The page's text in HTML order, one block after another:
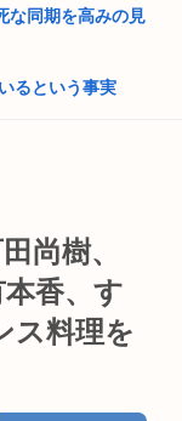
終わる…現代の
たのがバレる
万以上…」米は
な同期を高みの見
るという事実
ットを打ってる
ャルロット・ゲ
尚樹、
香、す
ス料理を